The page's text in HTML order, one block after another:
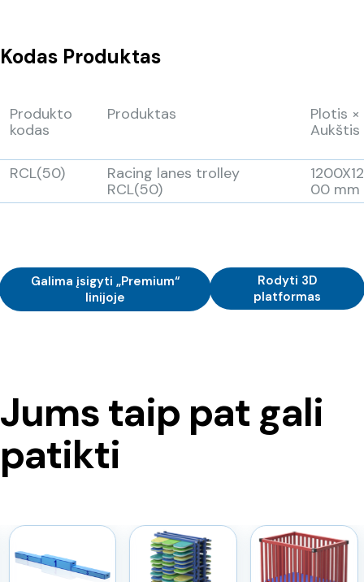
Kodas Produktas
Produkto
kodas
Produktas
Plotis
Aukštis
RCL(50)
Racing lanes trolley
RCL(50)
00 mm
Galima įsigyti „Premium“
linijoje
Rodyti 3D
platformas
Jums taip pat gali
patikti